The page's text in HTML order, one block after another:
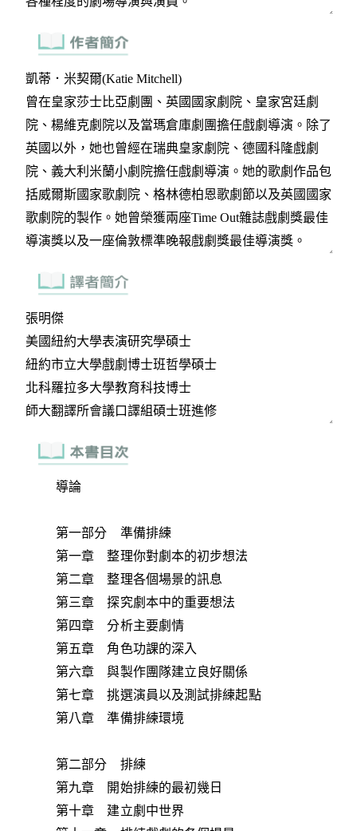
導論
第一部分 準備排練
第一章 整理你對劇本的初步想法
第二章 整理各個場景的訊息
第三章 探究劇本中的重要想法
第四章 分析主要劇情
第五章 角色功課的深入
第六章 與製作團隊建立良好關係
第七章 挑選演員以及測試排練起點
第八章 準備排練環境
第二部分 排練
第九章 開始排練的最初幾日
第十章 建立劇中世界